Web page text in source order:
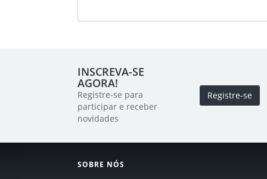
INSCREVA-SE
AGORA!
Registre-se para
participar e receber
novidades
Registre-se
SOBRE NÓS